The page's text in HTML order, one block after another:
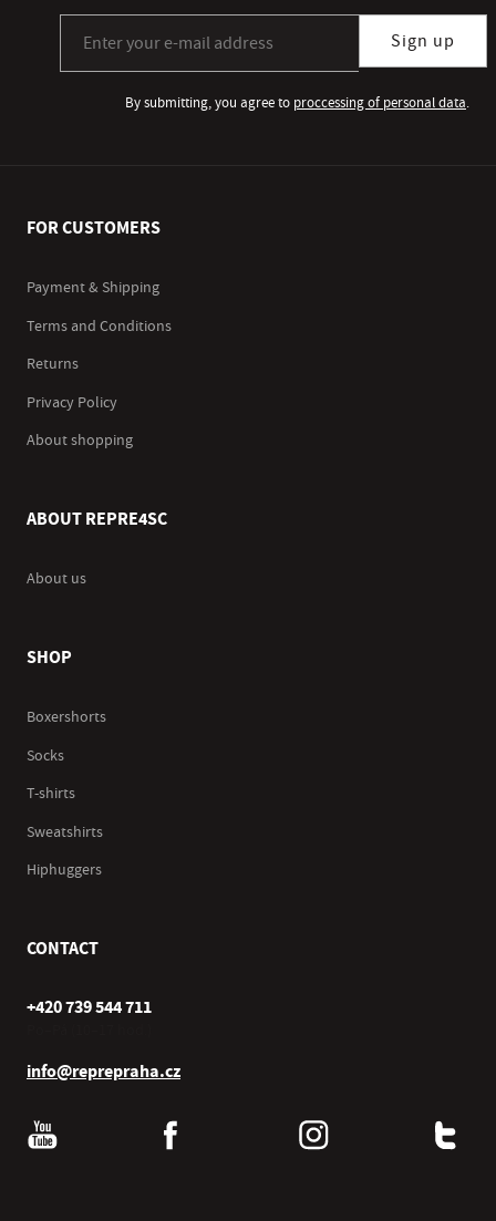
Sign up
By submitting, you agree to proccessing of personal data.
FOR CUSTOMERS
Payment & Shipping
Terms and Conditions
Returns
Privacy Policy
About shopping
ABOUT REPRE4SC
About us
SHOP
Boxershorts
Socks
T-shirts
Sweatshirts
Hiphuggers
CONTACT
+420 739 544 711
info@reprepraha.cz